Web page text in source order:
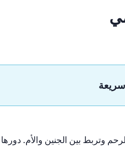
وتربط بين الجنين والأم.